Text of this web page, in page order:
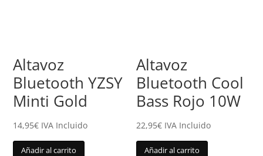
Altavoz
Bluetooth YZSY
Minti Gold
14,95€ IVA Incluido
Añadir al carrito
Altavoz
Bluetooth Cool
Bass Rojo 10W
22,95€ IVA Incluido
Añadir al carrito